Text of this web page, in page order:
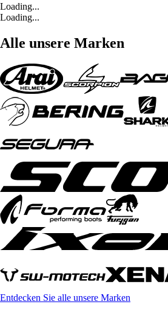
Loading...
Loading...
Alle unsere Marken
Entdecken Sie alle unsere Marken